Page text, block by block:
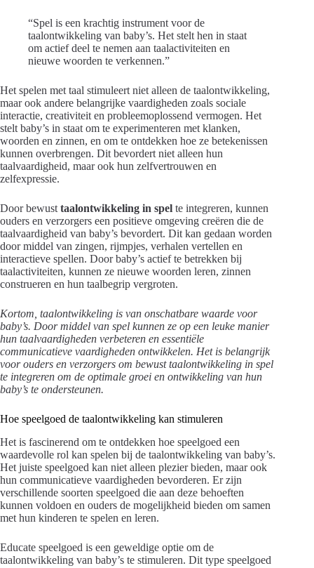
“Spel is een krachtig instrument voor de
taalontwikkeling van baby’s. Het stelt hen in staat
om actief deel te nemen aan taalactiviteiten en
nieuwe woorden te verkennen.”
Het spelen met taal stimuleert niet alleen de taalontwikkeling,
maar ook andere belangrijke vaardigheden zoals sociale
interactie, creativiteit en probleemoplossend vermogen. Het
stelt baby’s in staat om te experimenteren met klanken,
woorden en zinnen, en om te ontdekken hoe ze betekenissen
kunnen overbrengen. Dit bevordert niet alleen hun
taalvaardigheid, maar ook hun zelfvertrouwen en
zelfexpressie.
Door bewust taalontwikkeling in spel te integreren, kunnen
ouders en verzorgers een positieve omgeving creëren die de
taalvaardigheid van baby’s bevordert. Dit kan gedaan worden
door middel van zingen, rijmpjes, verhalen vertellen en
interactieve spellen. Door baby’s actief te betrekken bij
taalactiviteiten, kunnen ze nieuwe woorden leren, zinnen
construeren en hun taalbegrip vergroten.
Kortom, taalontwikkeling is van onschatbare waarde voor
baby’s. Door middel van spel kunnen ze op een leuke manier
hun taalvaardigheden verbeteren en essentiële
communicatieve vaardigheden ontwikkelen. Het is belangrijk
voor ouders en verzorgers om bewust taalontwikkeling in spel
te integreren om de optimale groei en ontwikkeling van hun
baby’s te ondersteunen.
Hoe speelgoed de taalontwikkeling kan stimuleren
Het is fascinerend om te ontdekken hoe speelgoed een
waardevolle rol kan spelen bij de taalontwikkeling van baby’s.
Het juiste speelgoed kan niet alleen plezier bieden, maar ook
hun communicatieve vaardigheden bevorderen. Er zijn
verschillende soorten speelgoed die aan deze behoeften
kunnen voldoen en ouders de mogelijkheid bieden om samen
met hun kinderen te spelen en leren.
Educate speelgoed is een geweldige optie om de
taalontwikkeling van baby’s te stimuleren. Dit type speelgoed